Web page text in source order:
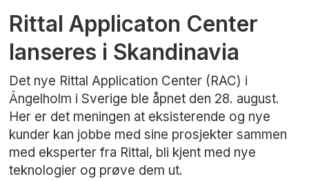
Rittal Applicaton Center
lanseres i Skandinavia
Det nye Rittal Application Center (RAC) i
Ängelholm i Sverige ble åpnet den 28. august.
Her er det meningen at eksisterende og nye
kunder kan jobbe med sine prosjekter sammen
med eksperter fra Rittal, bli kjent med nye
teknologier og prøve dem ut.